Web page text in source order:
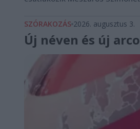
SZÓRAKOZÁS 2026. augusztus 3.
Új néven és új